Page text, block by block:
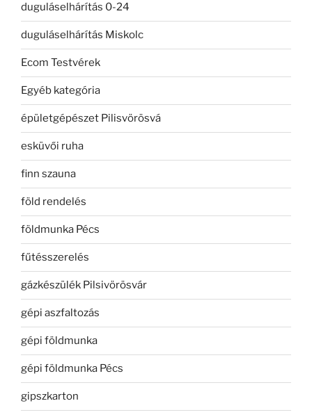
duguláselhárítás 0-24
duguláselhárítás Miskolc
Ecom Testvérek
Egyéb kategória
épületgépészet Pilisvörösvá
esküvői ruha
finn szauna
föld rendelés
földmunka Pécs
fűtésszerelés
gázkészülék Pilsivörösvár
gépi aszfaltozás
gépi földmunka
gépi földmunka Pécs
gipszkarton